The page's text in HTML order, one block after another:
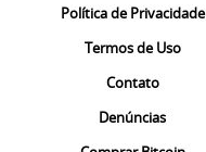
Política de Privacidade
Termos de Uso
Contato
Denúncias